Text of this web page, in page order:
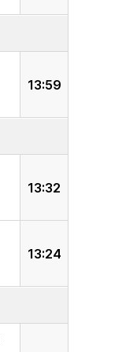
13:59
13:32
13:24